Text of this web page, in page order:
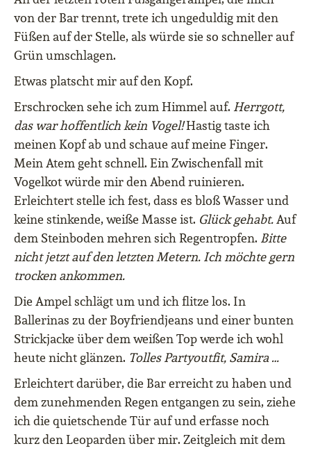
von der Bar trennt, trete ich ungeduldig mit den
Füßen auf der Stelle, als würde sie so schneller auf
Grün umschlagen.
Etwas platscht mir auf den Kopf.
Erschrocken sehe ich zum Himmel auf. Herrgott,
das war hoffentlich kein Vogel!Hastig taste ich
meinen Kopf ab und schaue auf meine Finger.
Mein Atem geht schnell. Ein Zwischenfall mit
Vogelkot würde mir den Abend ruinieren.
Erleichtert stelle ich fest, dass es bloß Wasser und
keine stinkende, weiße Masse ist. Glück gehabt.Auf
dem Steinboden mehren sich Regentropfen. Bitte
nicht jetzt auf den letzten Metern. Ich möchte gern
trocken ankommen.
Die Ampel schlägt um und ich flitze los. In
Ballerinas zu der Boyfriendjeans und einer bunten
Strickjacke über dem weißen Top werde ich wohl
heute nicht glänzen. Tolles Partyoutfit, Samira …
Erleichtert darüber, die Bar erreicht zu haben und
dem zunehmenden Regen entgangen zu sein, ziehe
ich die quietschende Tür auf und erfasse noch
kurz den Leoparden über mir. Zeitgleich mit dem